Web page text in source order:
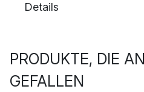
Details
PRODUKTE, DIE
GEFALLEN